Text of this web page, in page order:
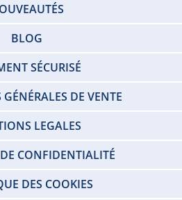
BLOG
SÉCURISÉ
DE VENTE
LEGALES
CONFIDENTIALITÉ
DES COOKIES